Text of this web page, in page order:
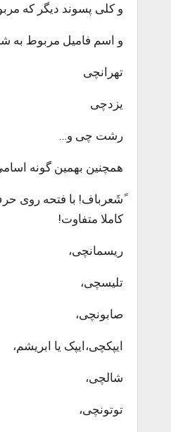
و کلی پسوند دیگر که
و اسم فامیل مربوط به
تهرانچی
یزدچی
رشت چی و…
همچنین بهمین گونه
ََشَعرباف! با فتحه روی
کاملا متفاوت!
ریسمانچی،
تلیسچی،
صابونچی،
ایپکچی،ایپک یا ابریشم،
شالچی،
توتونچی،